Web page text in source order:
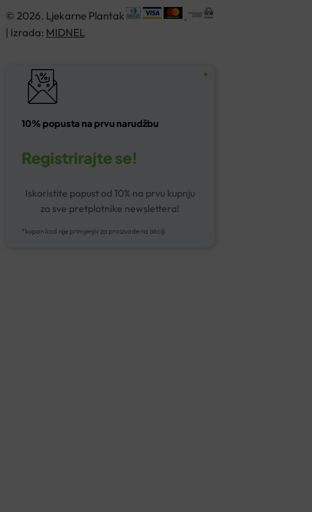
© 2026. Ljekarne Plantak
| Izrada: MIDNEL
10% popusta na prvu narudžbu
Registrirajte se!
Iskoristite popust od 10% na prvu kupnju
za sve pretplatnike newslettera!
*kupon kod nije primjenjiv za proizvode na akciji